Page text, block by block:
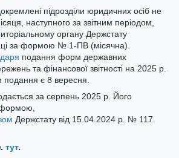
підрозділи юридичних осіб не
наступного за звітним періодом,
органу Держстату
за формою № 1-ПВ (місячна).
подання форм державних
та фінансової звітності на 2025 р.
подання є 8 вересня.
за серпень 2025 р. Його
Держстату від 15.04.2024 р. № 117.
. тут.